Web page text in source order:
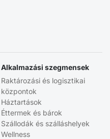
Alkalmazási szegmensek
Raktározási és logisztikai
központok
Háztartások
Éttermek és bárok
Szállodák és szálláshelyek
Wellness